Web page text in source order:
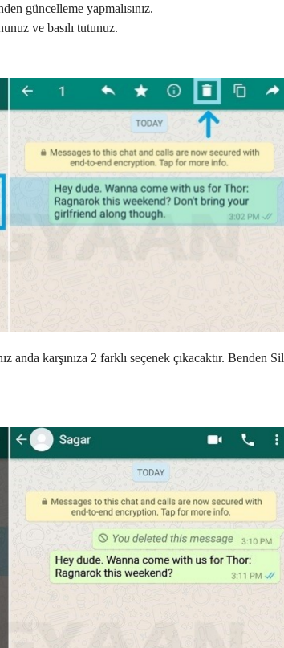
güncelleme yapmalısınız.
ve basılı tutunuz.
anda karşınıza 2 farklı seçenek çıkacaktır. Benden Sil